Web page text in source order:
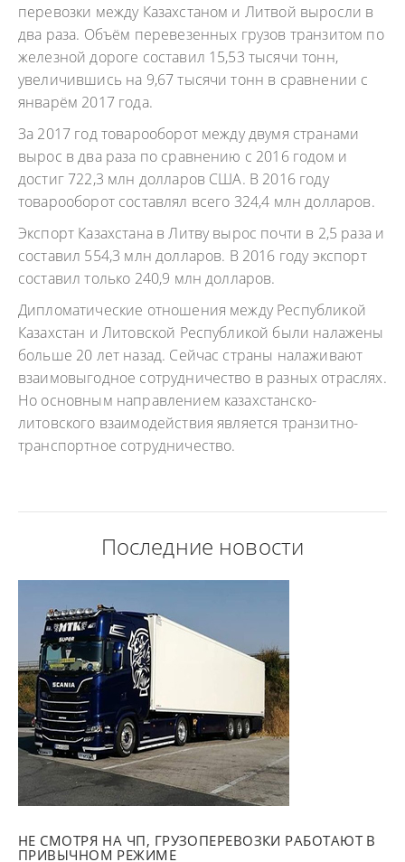
перевозки между Казахстаном и Литвой выросли в
два раза. Объём перевезенных грузов транзитом по
железной дороге составил 15,53 тысячи тонн,
увеличившись на 9,67 тысячи тонн в сравнении с
январём 2017 года.
За 2017 год товарооборот между двумя странами
вырос в два раза по сравнению с 2016 годом и
достиг 722,3 млн долларов США. В 2016 году
товарооборот составлял всего 324,4 млн долларов.
Экспорт Казахстана в Литву вырос почти в 2,5 раза и
составил 554,3 млн долларов. В 2016 году экспорт
составил только 240,9 млн долларов.
Дипломатические отношения между Республикой
Казахстан и Литовской Республикой были налажены
больше 20 лет назад. Сейчас страны налаживают
взаимовыгодное сотрудничество в разных отраслях.
Но основным направлением казахстанско-
литовского взаимодействия является транзитно-
транспортное сотрудничество.
Последние новости
НЕ СМОТРЯ НА ЧП, ГРУЗОПЕРЕВОЗКИ РАБОТАЮТ В
ПРИВЫЧНОМ РЕЖИМЕ